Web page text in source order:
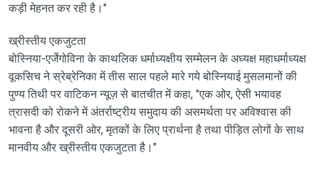
कड़ी मेहनत कर रही है।"
ख्रीस्तीय एकजुटता
बोस्निया-एर्जेगोविना के काथलिक धर्माध्यक्षीय सम्मेलन के अध्यक्ष महाधर्माध्यक्ष
वूकसिच ने स्रेब्रेनिका में तीस साल पहले मारे गये बोस्नियाई मुसलमानों की
पुण्य तिथी पर वाटिकन न्यूज़ से बातचीत में कहा, "एक ओर, ऐसी भयावह
त्रासदी को रोकने में अंतर्राष्ट्रीय समुदाय की असमर्थता पर अविश्वास की
भावना है और दूसरी ओर, मृतकों के लिए प्रार्थना है तथा पीड़ित लोगों के साथ
मानवीय और ख्रीस्तीय एकजुटता है।"